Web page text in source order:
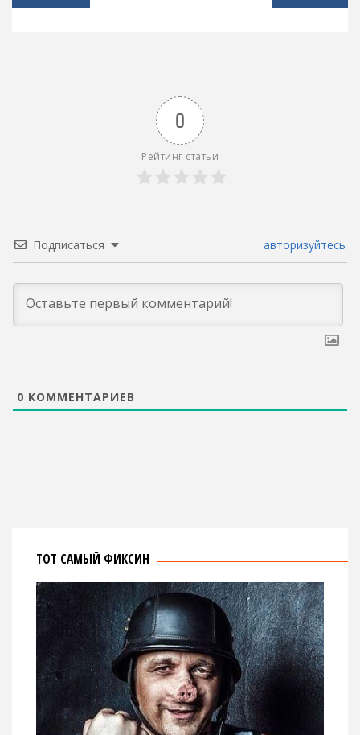
0
Рейтинг статьи
Подписаться авторизуйтесь
0 КОММЕНТАРИЕВ
ТОТ САМЫЙ ФИКСИН